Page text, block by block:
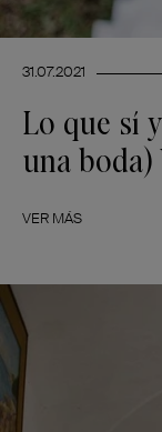
31.07.2021
Lo que sí
una boda)
VER MÁS